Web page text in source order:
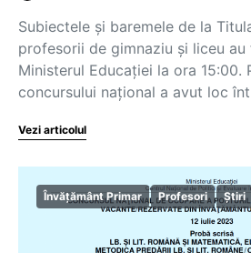
Subiectele și baremele de la
profesorii de gimnaziu și liceu
Ministerul Educației la ora 15:00.
concursului național a avut loc
Vezi articolul
Învățământ Primar Profesori Știri